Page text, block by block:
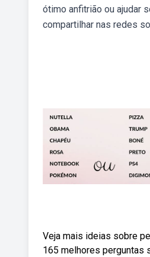
ótimo anfitrião ou ajudar
compartilhar nas redes
Veja mais ideias sobre
165 melhores perguntas